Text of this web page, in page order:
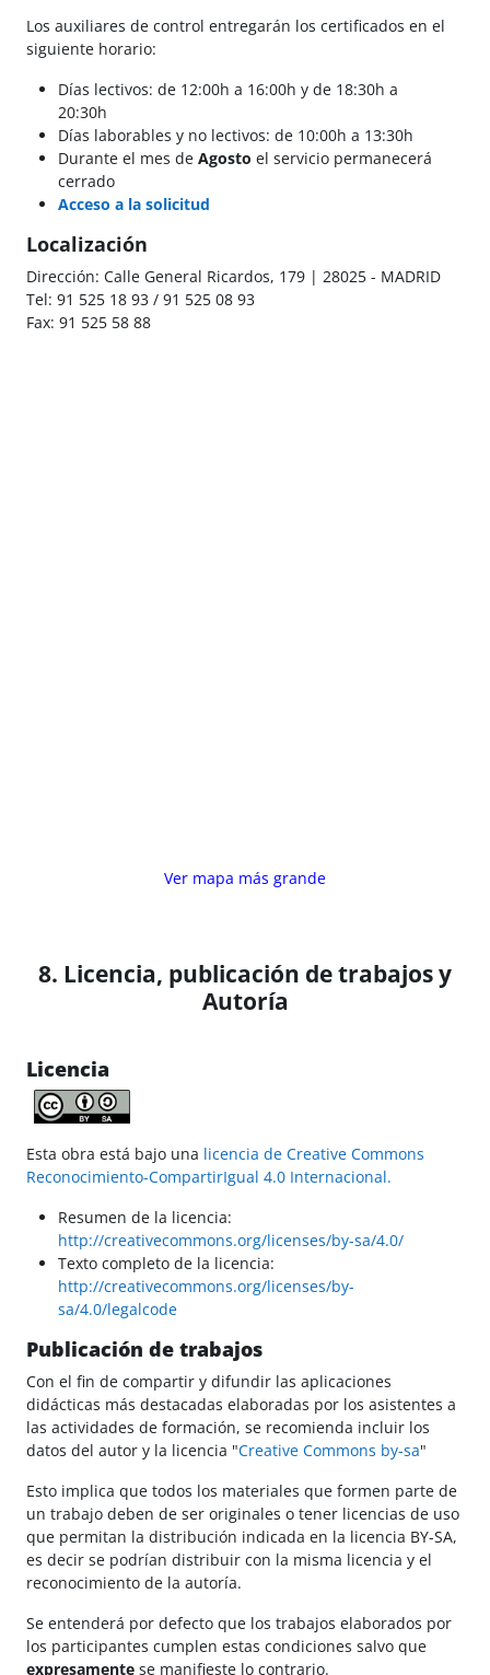
Los auxiliares de control entregarán los certificados en el
siguiente horario:
Días lectivos: de 12:00h a 16:00h y de 18:30h a
20:30h
Días laborables y no lectivos: de 10:00h a 13:30h
Durante el mes de Agosto el servicio permanecerá
cerrado
Acceso a la solicitud
Localización
Dirección: Calle General Ricardos, 179 | 28025 - MADRID
Tel: 91 525 18 93 / 91 525 08 93
Fax: 91 525 58 88
Ver mapa más grande
8. Licencia, publicación de trabajos y
Autoría
Licencia
Esta obra está bajo una licencia de Creative Commons
Reconocimiento-CompartirIgual 4.0 Internacional.
Resumen de la licencia:
http://creativecommons.org/licenses/by-sa/4.0/
Texto completo de la licencia:
http://creativecommons.org/licenses/by-
sa/4.0/legalcode
Publicación de trabajos
Con el fin de compartir y difundir las aplicaciones
didácticas más destacadas elaboradas por los asistentes a
las actividades de formación, se recomienda incluir los
datos del autor y la licencia "Creative Commons by-sa"
Esto implica que todos los materiales que formen parte de
un trabajo deben de ser originales o tener licencias de uso
que permitan la distribución indicada en la licencia BY-SA,
es decir se podrían distribuir con la misma licencia y el
reconocimiento de la autoría.
Se entenderá por defecto que los trabajos elaborados por
los participantes cumplen estas condiciones salvo que
expresamente se manifieste lo contrario.